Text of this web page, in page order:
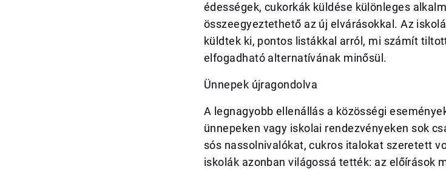
édességek, cukorkák küldése különleges
összeegyeztethető az új elvárásokkal. Az
küldtek ki, pontos listákkal arról, mi számít
elfogadható alternatívának minősül.
Ünnepek újragondolva
A legnagyobb ellenállás a közösségi
ünnepeken vagy iskolai rendezvényeken sok
sós nassolnivalókat, cukros italokat szeretett
iskolák azonban világossá tették: az előírások